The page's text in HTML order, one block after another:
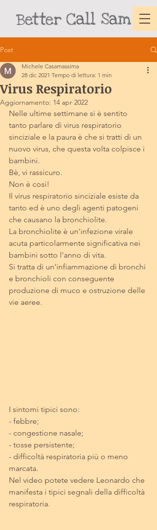
Post
Virus Respiratorio
Michele Casamassima
28 dic 2021 Tempo di lettura: 1 min
Aggiornamento: 14 apr 2022
Nelle ultime settimane si è sentito
tanto parlare di virus respiratorio
sinciziale e la paura è che si tratti di un
nuovo virus, che questa volta colpisce i
bambini.
Bè, vi rassicuro.
Non è così!
Il virus respiratorio sinciziale esiste da
tanto ed è uno degli agenti patogeni
che causano la bronchiolite.
La bronchiolite è un'infezione virale
acuta particolarmente significativa nei
bambini sotto l'anno di vita.
Si tratta di un'infiammazione di bronchi
e bronchioli con conseguente
produzione di muco e ostruzione delle
vie aeree.
I sintomi tipici sono:
- febbre;
- congestione nasale;
- tosse persistente;
- difficoltà respiratoria più o meno
marcata.
Nel video potete vedere Leonardo che
manifesta i tipici segnali della difficoltà
respiratoria.